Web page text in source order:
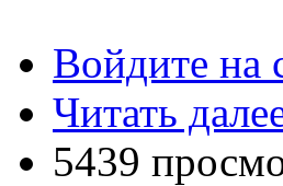
Войдите на
Читать
5439